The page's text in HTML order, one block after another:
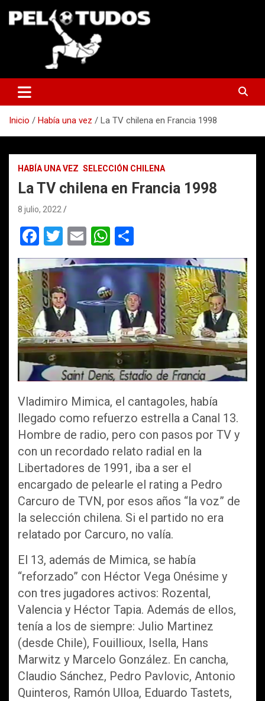
Inicio Había una vez La TV chilena en Francia 1998
HABÍA UNA VEZ SELECCIÓN CHILENA
La TV chilena en Francia 1998
8 julio, 2022
F
a
ce
b
o
o
k
T
wi
tt
er
E
m
ail
W
h
at
s
A
p
p
o
m
p
ar
tir
Vladimiro Mimica, el cantagoles, había
llegado como refuerzo estrella a Canal 13.
Hombre de radio, pero con pasos por TV y
con un recordado relato radial en la
Libertadores de 1991, iba a ser el
encargado de pelearle el rating a Pedro
Carcuro de TVN, por esos años “la voz” de
la selección chilena. Si el partido no era
relatado por Carcuro, no valía.
El 13, además de Mimica, se había
“reforzado” con Héctor Vega Onésime y
con tres jugadores activos: Rozental,
Valencia y Héctor Tapia. Además de ellos,
tenía a los de siempre: Julio Martinez
(desde Chile), Fouillioux, Isella, Hans
Marwitz y Marcelo González. En cancha,
Claudio Sánchez, Pedro Pavlovic, Antonio
Quinteros, Ramón Ulloa, Eduardo Tastets,